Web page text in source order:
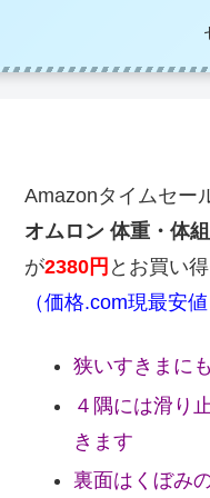
Amazonタイムセー
オムロン 体重・体
が2380円 とお買い
（価格.com現最安値
狭いすきまに
４隅には滑り
きます
裏面はくぼみ